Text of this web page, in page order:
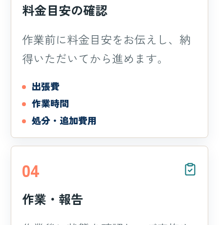
料金目安の確認
作業前に料金目安をお伝えし、納
得いただいてから進めます。
出張費
作業時間
処分・追加費用
04
作業・報告